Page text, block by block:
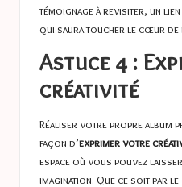
témoignage à revisiter, un
qui saura toucher le cœur de
Astuce 4 :
créativité
Réaliser votre propre album
façon d’exprimer votre
espace où vous pouvez
imagination. Que ce soit par